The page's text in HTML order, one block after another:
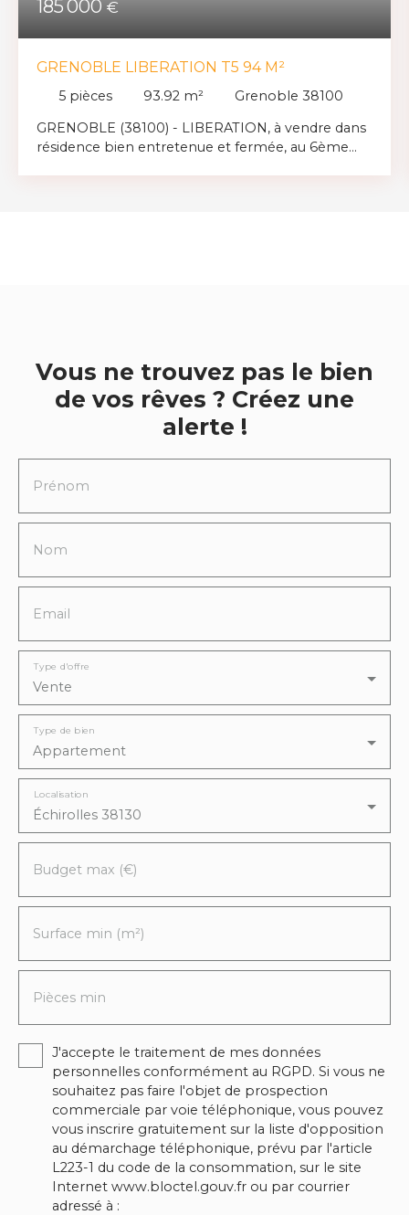
185 000 €
GRENOBLE LIBERATION T5 94 M²
5 pièces 93.92 m²
Grenoble 38100
GRENOBLE (38100) - LIBERATION, à vendre dans
résidence bien entretenue et fermée, au 6ème
Vous ne trouvez pas le bien
de vos rêves ? Créez une
alerte !
Prénom
Nom
Email
Vente
Type d'offre
Appartement
Type de bien
Échirolles 38130
Localisation
Budget max (€)
Surface min (m²)
Pièces min
J'accepte le traitement de mes données
personnelles conformément au RGPD. Si vous ne
souhaitez pas faire l'objet de prospection
commerciale par voie téléphonique, vous pouvez
vous inscrire gratuitement sur la liste d'opposition
au démarchage téléphonique, prévu par l'article
L223-1 du code de la consommation, sur le site
Internet www.bloctel.gouv.fr ou par courrier
adressé à :